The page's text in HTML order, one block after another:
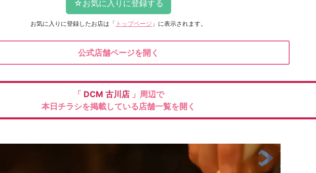
お気に入りに登録したお店は 「 トップページ 」に表示されます。
公式店舗ページを開く
「 DCM 古川店 」周辺で
本日チラシを掲載している店舗一覧を開く